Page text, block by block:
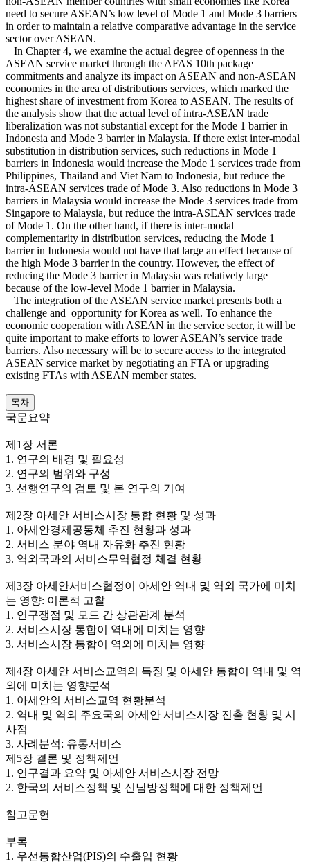
need to secure ASEAN’s low level of Mode 1 and Mode 3 barriers
in order to maintain a relative comparative advantage in the service
sector over ASEAN.
In Chapter 4, we examine the actual degree of openness in the
ASEAN service market through the AFAS 10th package
commitments and analyze its impact on ASEAN and non-ASEAN
economies in the area of distributions services, which marked the
highest share of investment from Korea to ASEAN. The results of
the analysis show that the actual level of intra-ASEAN trade
liberalization was not substantial except for the Mode 1 barrier in
Indonesia and Mode 3 barrier in Malaysia. If there exist inter-modal
substitution in distribution services, such reductions in Mode 1
barriers in Indonesia would increase the Mode 1 services trade from
Philippines, Thailand and Viet Nam to Indonesia, but reduce the
intra-ASEAN services trade of Mode 3. Also reductions in Mode 3
barriers in Malaysia would increase the Mode 3 services trade from
Singapore to Malaysia, but reduce the intra-ASEAN services trade
of Mode 1. On the other hand, if there is inter-modal
complementarity in distribution services, reducing the Mode 1
barrier in Indonesia would not have that large an effect because of
the high Mode 3 barrier in the country. However, the effect of
reducing the Mode 3 barrier in Malaysia was relatively large
because of the low-level Mode 1 barrier in Malaysia.
The integration of the ASEAN service market presents both a
challenge and opportunity for Korea as well. To enhance the
economic cooperation with ASEAN in the service sector, it will be
quite important to make efforts to lower ASEAN’s service trade
barriers. Also necessary will be to secure access to the integrated
ASEAN service market by negotiating an FTA or upgrading
existing FTAs with ASEAN member states.
목차
국문요약
제1장 서론
1. 연구의 배경 및 필요성
2. 연구의 범위와 구성
3. 선행연구의 검토 및 본 연구의 기여
제2장 아세안 서비스시장 통합 현황 및 성과
1. 아세안경제공동체 추진 현황과 성과
2. 서비스 분야 역내 자유화 추진 현황
3. 역외국과의 서비스무역협정 체결 현황
제3장 아세안서비스협정이 아세안 역내 및 역외 국가에 미치
는 영향: 이론적 고찰
1. 연구쟁점 및 모드 간 상관관계 분석
2. 서비스시장 통합이 역내에 미치는 영향
3. 서비스시장 통합이 역외에 미치는 영향
제4장 아세안 서비스교역의 특징 및 아세안 통합이 역내 및 역
외에 미치는 영향분석
1. 아세안의 서비스교역 현황분석
2. 역내 및 역외 주요국의 아세안 서비스시장 진출 현황 및 시
사점
3. 사례분석: 유통서비스
제5장 결론 및 정책제언
1. 연구결과 요약 및 아세안 서비스시장 전망
2. 한국의 서비스정책 및 신남방정책에 대한 정책제언
참고문헌
부록
1. 우선통합산업(PIS)의 수출입 현황